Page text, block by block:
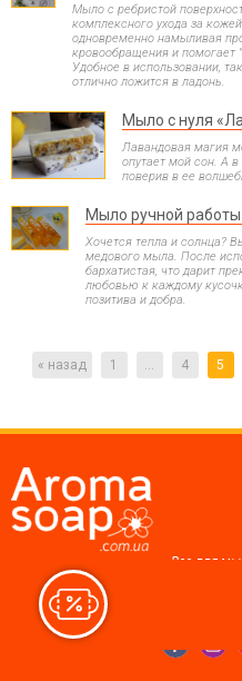
Мыло с ребристой
комплексного ухода за
одновременно намыливая
кровообращения и помогает
Удобное в использовании,
отлично ложится в ладонь.
Мыло с нуля
Лавандовая магия
опутает мой сон. А
поверив в ее
Мыло ручной
Хочется тепла и солнца?
медового мыла. После
бархатистая, что дарит
любовью к каждому
позитива и добра.
« назад 1 ... 4 5
Все для
Мы в